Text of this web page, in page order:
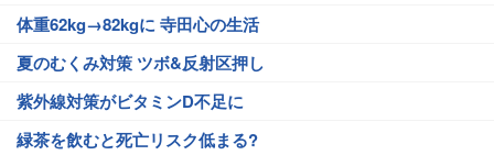
体重62kg→82kgに 寺田心の生活
夏のむくみ対策 ツボ&反射区押し
紫外線対策がビタミンD不足に
緑茶を飲むと死亡リスク低まる?